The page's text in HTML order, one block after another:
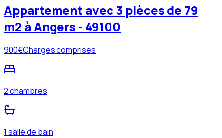
Appartement avec 3 pièces de 79
m2 à Angers - 49100
900€Charges comprises
2 chambres
1 salle de bain